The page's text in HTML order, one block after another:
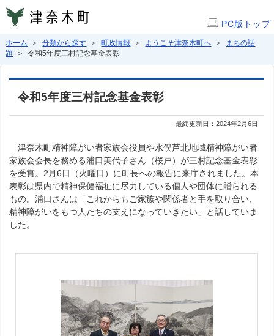
PC版トップ
ホーム ＞分類から探す ＞町政情報 ＞ ようこそ津奈木町へ ＞
まちの話
題
＞ 令和5年度三村記念基金表彰
令和5年度三村記念基金表彰
最終更新日：2024年2月6日
津奈木町精神障がい者家族会役員や水俣芦北地域精神障がい者
家族会会長を務める浦口美代子さん（桜戸）が三村記念基金表彰
を受賞。2月6日（火曜日）に町長への報告に来庁されました。本
表彰は県内で精神保健福祉に尽力している個人や団体に贈られる
もの。浦口さんは「これからもご家族や関係者と手を取り合い、
精神障がいをもつ人たちの支えになっていきたい」と話していま
した。